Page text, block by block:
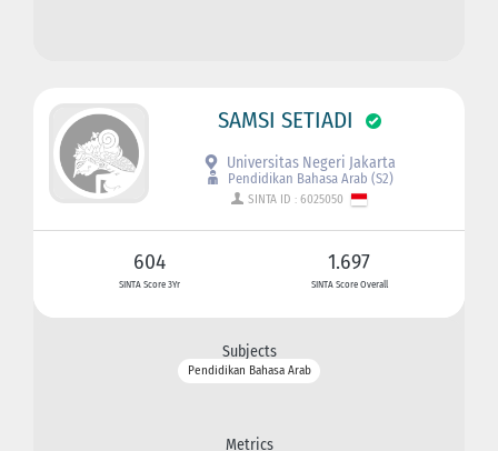
SAMSI SETIADI
Universitas Negeri Jakarta
Pendidikan Bahasa Arab (S2)
SINTA ID : 6025050
604
SINTA Score 3Yr
1.697
SINTA Score Overall
Subjects
Pendidikan Bahasa Arab
Metrics